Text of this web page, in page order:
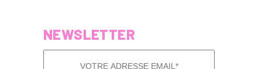
NEWSLETTER